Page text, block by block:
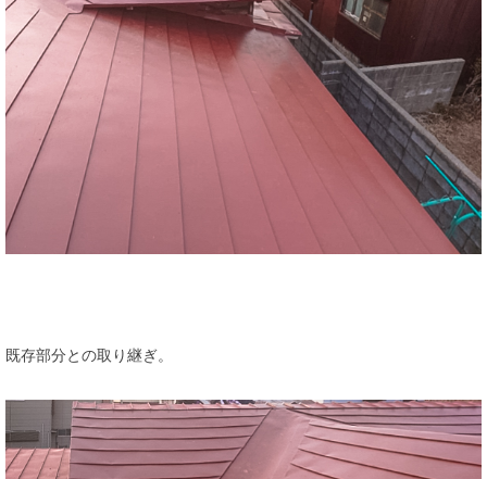
既存部分との取り継ぎ。